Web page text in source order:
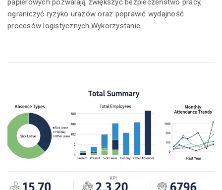
papierowych pozwalają zwiększyć bezpieczeństwo pracy,
ograniczyć ryzyko urazów oraz poprawić wydajność
procesów logistycznych.Wykorzystanie...